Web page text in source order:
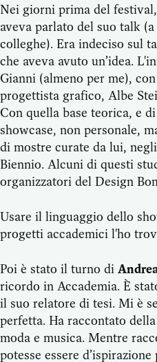
Nei giorni prima del
aveva parlato del suo talk
colleghe). Era indeciso sul
che aveva avuto un’idea.
Gianni (almeno per me),
progettista grafico, Albe
Con quella base teorica, e
showcase, non personale,
di mostre curate da lui,
Biennio. Alcuni di questi
organizzatori del Design
Usare il linguaggio dello
progetti accademici l'ho
Poi è stato il turno di
ricordo in Accademia. È
il suo relatore di tesi. Mi è
perfetta. Ha raccontato
moda e musica. Mentre
potesse essere